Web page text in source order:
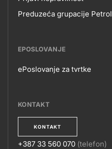
Preduzeća grupacije Petrol
EPOSLOVANJE
ePoslovanje za tvrtke
KONTAKT
KONTAKT
+387 33 560 070 (telefon)